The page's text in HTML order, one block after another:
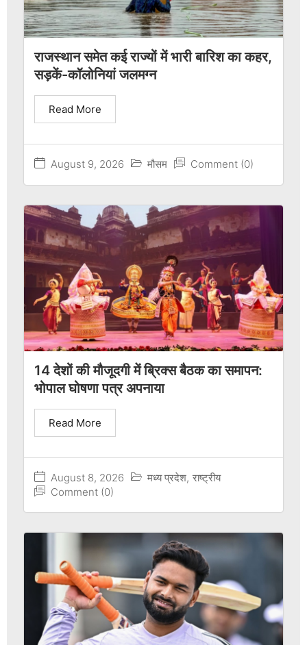
राजस्थान समेत कई राज्यों में भारी बारिश का कहर,
सड़कें-कॉलोनियां जलमग्न
August 9, 2026 मौसम Comment (0)
Read More
14 देशों की मौजूदगी में ब्रिक्स बैठक का समापन:
भोपाल घोषणा पत्र अपनाया
August 8, 2026 मध्य प्रदेश, राष्ट्रीय
Comment (0)
Read More